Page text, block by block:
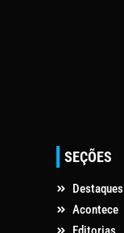
SEÇÕES
Destaques
Acontece